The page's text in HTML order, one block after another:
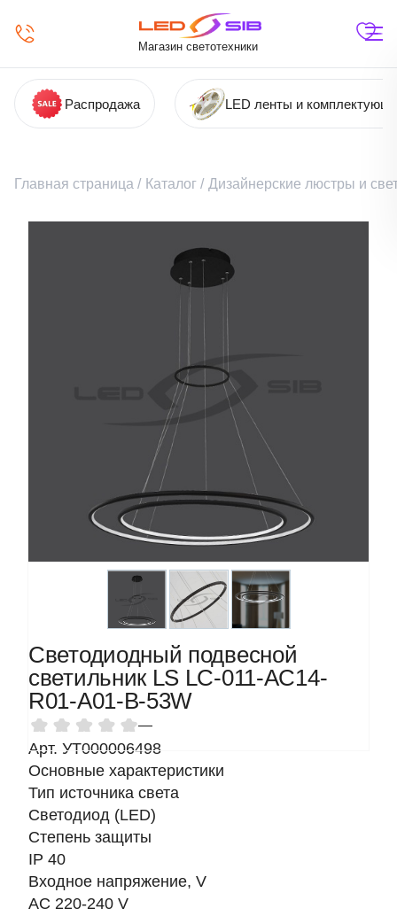
Магазин светотехники
Распродажа LED ленты и
Главная страница / Каталог / Дизайнерские люстры и
Светодиодный подвесной
светильник LS LC-011-AC14-
R01-A01-B-53W
—
Арт. УТ000006498
Основные характеристики
Тип источника света
Светодиод (LED)
Степень защиты
IP 40
Входное напряжение, V
AC 220-240 V